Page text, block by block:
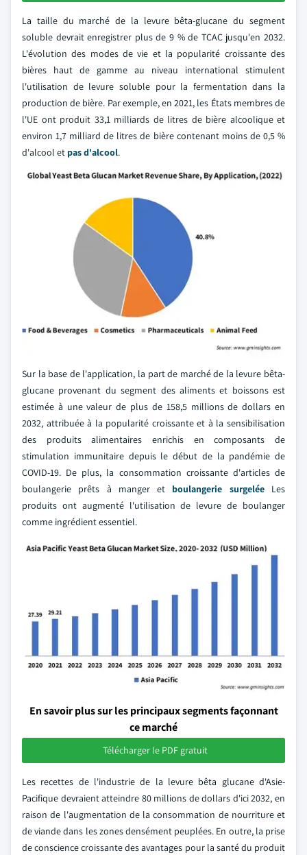
La taille du marché de la levure bêta-glucane du segment
soluble devrait enregistrer plus de 9 % de TCAC jusqu'en 2032.
L'évolution des modes de vie et la popularité croissante des
bières haut de gamme au niveau international stimulent
l'utilisation de levure soluble pour la fermentation dans la
production de bière. Par exemple, en 2021, les États membres de
l'UE ont produit 33,1 milliards de litres de bière alcoolique et
environ 1,7 milliard de litres de bière contenant moins de 0,5 %
d'alcool et pas d'alcool.
Sur la base de l'application, la part de marché de la levure bêta-
glucane provenant du segment des aliments et boissons est
estimée à une valeur de plus de 158,5 millions de dollars en
2032, attribuée à la popularité croissante et à la sensibilisation
des produits alimentaires enrichis en composants de
stimulation immunitaire depuis le début de la pandémie de
COVID-19. De plus, la consommation croissante d'articles de
boulangerie prêts à manger et boulangerie surgeléeLes
produits ont augmenté l'utilisation de levure de boulanger
comme ingrédient essentiel.
En savoir plus sur les principaux segments façonnant
ce marché
Télécharger le PDF gratuit
Les recettes de l'industrie de la levure bêta glucane d'Asie-
Pacifique devraient atteindre 80 millions de dollars d'ici 2032, en
raison de l'augmentation de la consommation de nourriture et
de viande dans les zones densément peuplées. En outre, la prise
de conscience croissante des avantages pour la santé du produit